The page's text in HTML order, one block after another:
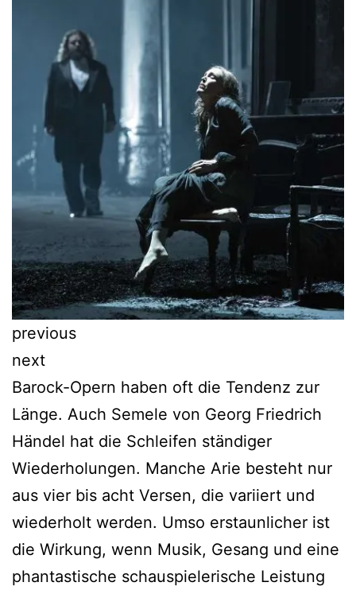
previous
next
Barock-Opern haben oft die Tendenz zur
Länge. Auch Semele von Georg Friedrich
Händel hat die Schleifen ständiger
Wiederholungen. Manche Arie besteht nur
aus vier bis acht Versen, die variiert und
wiederholt werden. Umso erstaunlicher ist
die Wirkung, wenn Musik, Gesang und eine
phantastische schauspielerische Leistung